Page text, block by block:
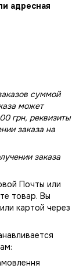
адресная
суммой
может
грн, реквизиты
заказа на
заказа
Почты или
товар. Вы
картой через